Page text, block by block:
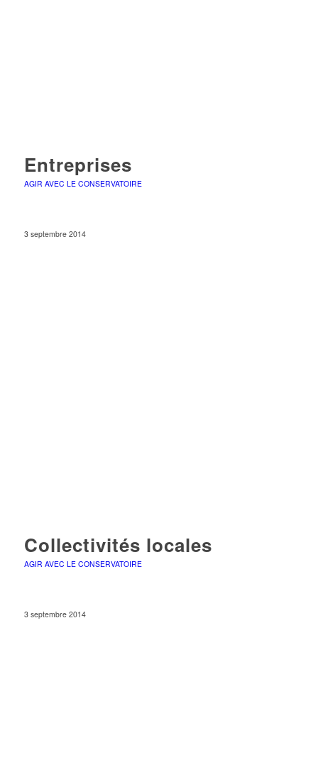
Entreprises
AGIR AVEC LE CONSERVATOIRE
3 septembre 2014
Collectivités locales
AGIR AVEC LE CONSERVATOIRE
3 septembre 2014